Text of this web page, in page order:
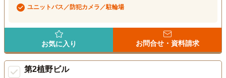
ユニットバス／防犯カメラ／駐輪場
お気に入り お問合せ・資料請求
第2植野ビル